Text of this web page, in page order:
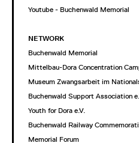
Youtube - Buchenwald Memorial
NETWORK
Buchenwald Memorial
Mittelbau-Dora Concentration
Museum Zwangsarbeit im
Buchenwald Support Association
Youth for Dora e.V.
Buchenwald Railway
Memorial Forum